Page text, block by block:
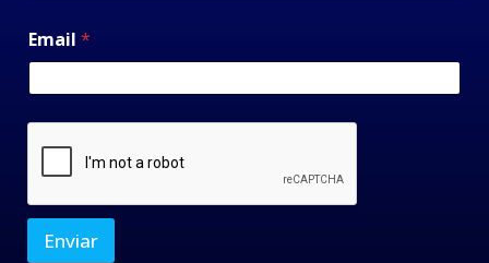
Email *
Enviar